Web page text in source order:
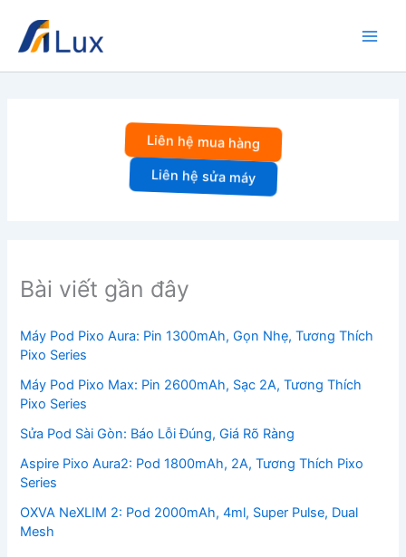
dung
Liên hệ mua hàng
Liên hệ sửa máy
Bài viết gần đây
Máy Pod Pixo Aura: Pin 1300mAh, Gọn Nhẹ, Tương Thích
Pixo Series
Máy Pod Pixo Max: Pin 2600mAh, Sạc 2A, Tương Thích
Pixo Series
Sửa Pod Sài Gòn: Báo Lỗi Đúng, Giá Rõ Ràng
Aspire Pixo Aura2: Pod 1800mAh, 2A, Tương Thích Pixo
Series
OXVA NeXLIM 2: Pod 2000mAh, 4ml, Super Pulse, Dual
Mesh